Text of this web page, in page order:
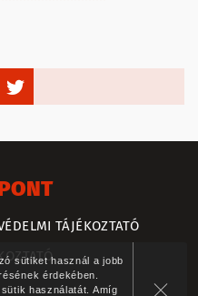
sütiket használ a jobb
érdekében.
használatát. Amíg
TÁJÉKOZTATÓ